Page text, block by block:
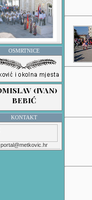
OSMRTNICE
KONTAKT
portal@metkovic.hr